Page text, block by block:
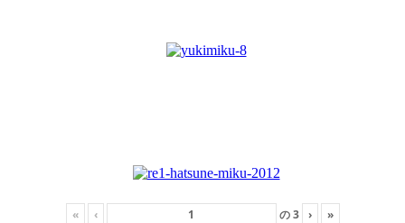
« ‹ の3 › »